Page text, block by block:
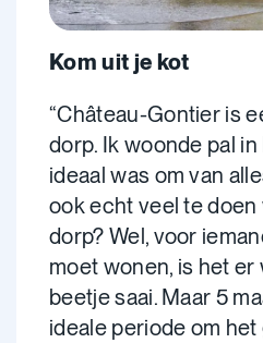
Kom uit je kot
“Château-Gontier is
dorp. Ik woonde pal
ideaal was om van
ook echt veel te doen
dorp? Wel, voor
moet wonen, is het
beetje saai. Maar 5
ideale periode om